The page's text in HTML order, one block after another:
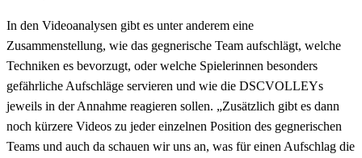
In den Videoanalysen gibt es unter anderem eine
Zusammenstellung, wie das gegnerische Team aufschlägt, welche
Techniken es bevorzugt, oder welche Spielerinnen besonders
gefährliche Aufschläge servieren und wie die DSCVOLLEYs
jeweils in der Annahme reagieren sollen. „Zusätzlich gibt es dann
noch kürzere Videos zu jeder einzelnen Position des gegnerischen
Teams und auch da schauen wir uns an, was für einen Aufschlag die